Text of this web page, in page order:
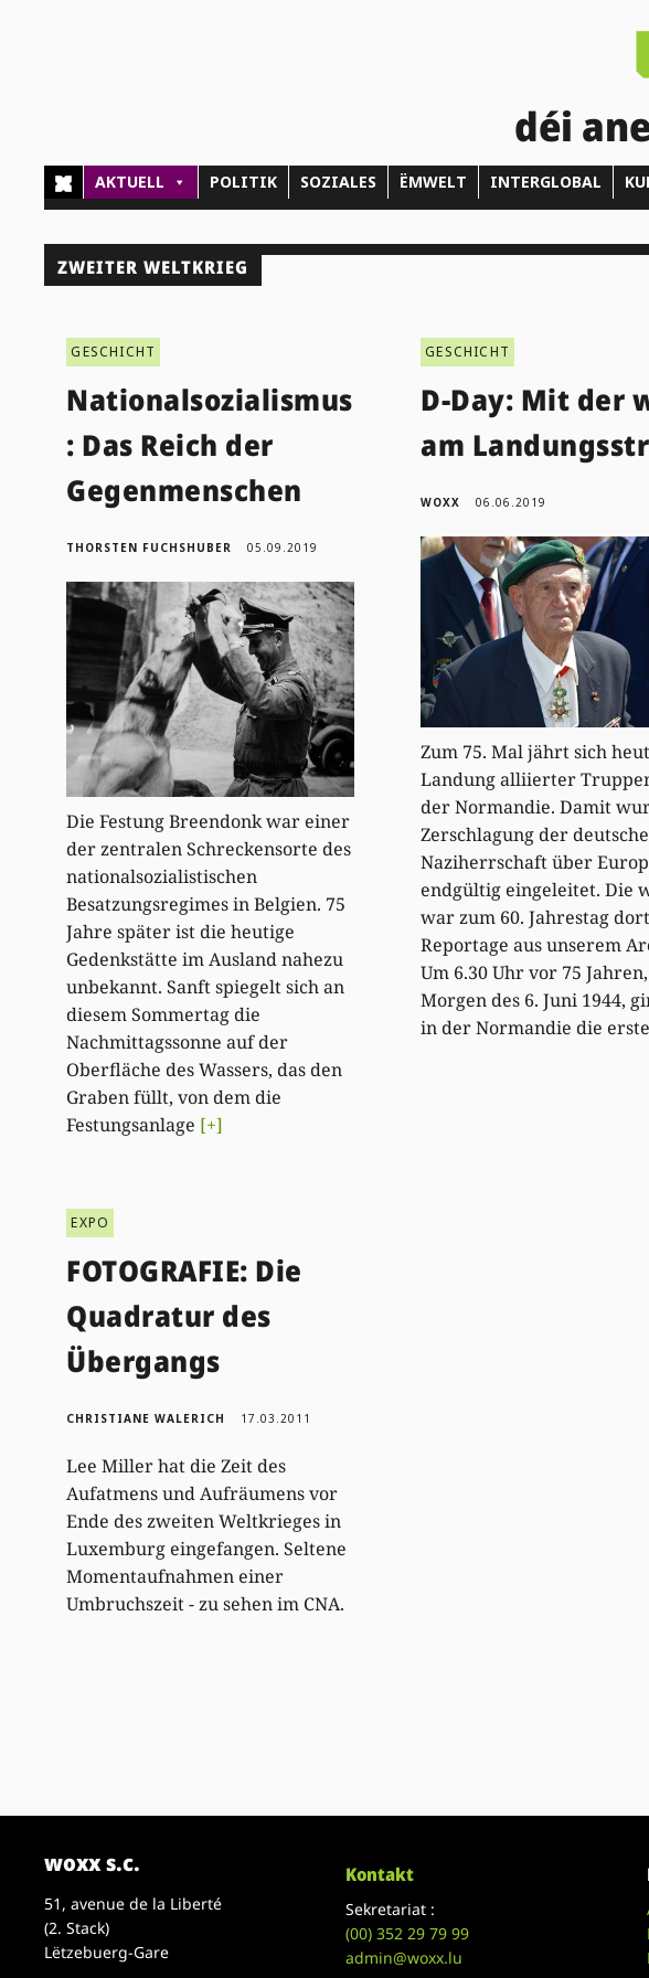
déi
AKTUELL POLITIK SOZIALES ËMWELT INTERGLOBAL
ZWEITER WELTKRIEG
GESCHICHT
Nationalsozialismus
: Das Reich der
Gegenmenschen
THORSTEN FUCHSHUBER 05.09.2019
Die Festung Breendonk war einer
der zentralen Schreckensorte des
nationalsozialistischen
Besatzungsregimes in Belgien. 75
Jahre später ist die heutige
Gedenkstätte im Ausland nahezu
unbekannt. Sanft spiegelt sich an
diesem Sommertag die
Nachmittagssonne auf der
Oberfläche des Wassers, das den
Graben füllt, von dem die
Festungsanlage [+]
GESCHICHT
D-Day: Mit der
am
WOXX 06.06.2019
Zum 75. Mal jährt sich
Landung alliierter
der Normandie. Damit
Zerschlagung der
Naziherrschaft über
endgültig eingeleitet. Die
war zum 60. Jahrestag
Reportage aus unserem
Um 6.30 Uhr vor 75
Morgen des 6. Juni 1944,
in der Normandie die
EXPO
FOTOGRAFIE: Die
Quadratur des
Übergangs
CHRISTIANE WALERICH 17.03.2011
Lee Miller hat die Zeit des
Aufatmens und Aufräumens vor
Ende des zweiten Weltkrieges in
Luxemburg eingefangen. Seltene
Momentaufnahmen einer
Umbruchszeit - zu sehen im CNA.
woxx s.c.
51, avenue de la Liberté
(2. Stack)
Lëtzebuerg-Gare
Kontakt
Sekretariat :
(00)352 29 79 99
admin@woxx.lu